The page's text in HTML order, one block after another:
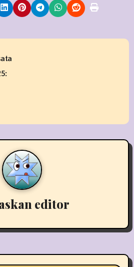
editor